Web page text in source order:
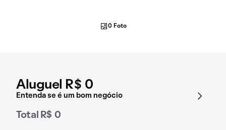
Aluguel R$ 0
Entenda se é um bom negócio
Total R$ 0
0 Foto